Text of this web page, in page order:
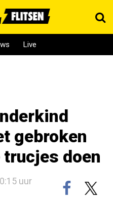
Live
gebroken
doen
uur